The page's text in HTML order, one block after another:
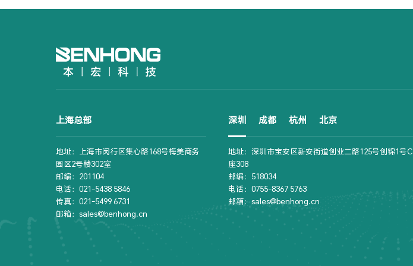
上海总部
地址：上海市闵行区集心路168号梅美商务
园区2号楼302室
邮编：201104
电话：021-5438 5846
传真：021-5499 6731
邮箱：sales@benhong.cn
深圳 成都 杭州 北京
地址：深圳市宝安区新安街道创业二路125号创锦1号C
座308
邮编：518034
电话：0755-8367 5763
邮箱：sales@benhong.cn